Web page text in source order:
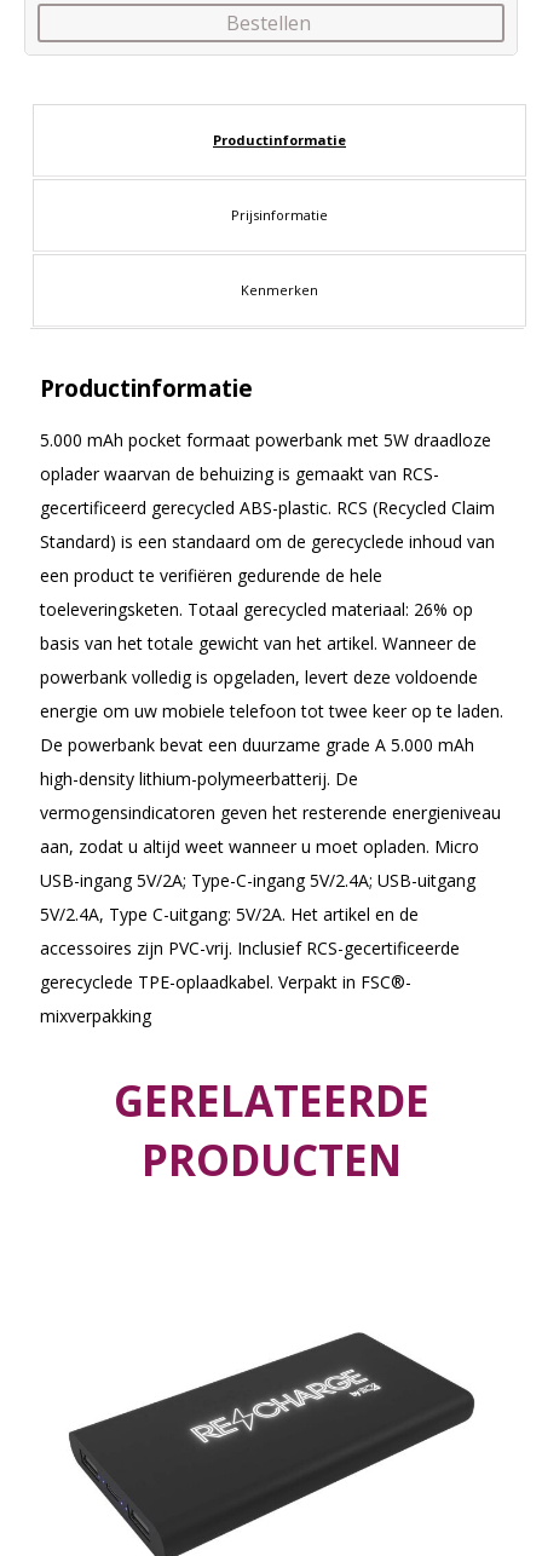
Bestellen
Productinformatie
Prijsinformatie
Kenmerken
Productinformatie
5.000 mAh pocket formaat powerbank met 5W draadloze
oplader waarvan de behuizing is gemaakt van RCS-
gecertificeerd gerecycled ABS-plastic. RCS (Recycled Claim
Standard) is een standaard om de gerecyclede inhoud van
een product te verifiëren gedurende de hele
toeleveringsketen. Totaal gerecycled materiaal: 26% op
basis van het totale gewicht van het artikel. Wanneer de
powerbank volledig is opgeladen, levert deze voldoende
energie om uw mobiele telefoon tot twee keer op te laden.
De powerbank bevat een duurzame grade A 5.000 mAh
high-density lithium-polymeerbatterij. De
vermogensindicatoren geven het resterende energieniveau
aan, zodat u altijd weet wanneer u moet opladen. Micro
USB-ingang 5V/2A; Type-C-ingang 5V/2.4A; USB-uitgang
5V/2.4A, Type C-uitgang: 5V/2A. Het artikel en de
accessoires zijn PVC-vrij. Inclusief RCS-gecertificeerde
gerecyclede TPE-oplaadkabel. Verpakt in FSC®-
mixverpakking
GERELATEERDE
PRODUCTEN